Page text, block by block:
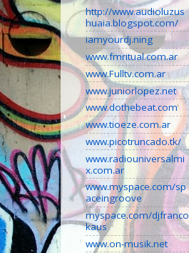
http://www.audioluzus
huaia.blogspot.com/
iamyourdj.ning
www.fmritual.com.ar
www.Fulltv.com.ar
www.juniorlopez.net
www.dothebeat.com
www.tioeze.com.ar
www.picotruncado.tk/
www.radiouniversalmi
x.com.ar
www.myspace.com/sp
aceingroove
myspace.com/djfranco
kaus
www.on-musik.net